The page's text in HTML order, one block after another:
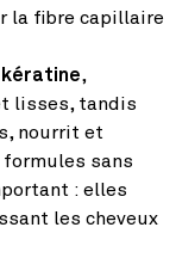
la fibre capillaire
kératine,
lisses, tandis
nourrit et
sans
: elles
les cheveux